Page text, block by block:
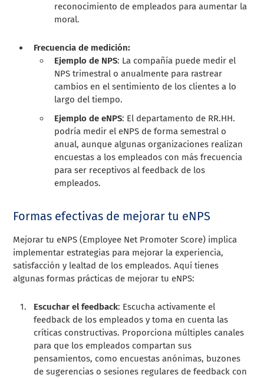
reconocimiento de empleados para aumentar la
moral.
Frecuencia de medición:
Ejemplo de NPS: La compañía puede medir el
NPS trimestral o anualmente para rastrear
cambios en el sentimiento de los clientes a lo
largo del tiempo.
Ejemplo de eNPS: El departamento de RR.HH.
podría medir el eNPS de forma semestral o
anual, aunque algunas organizaciones realizan
encuestas a los empleados con más frecuencia
para ser receptivos al feedback de los
empleados.
Formas efectivas de mejorar tu eNPS
Mejorar tu eNPS (Employee Net Promoter Score) implica
implementar estrategias para mejorar la experiencia,
satisfacción y lealtad de los empleados. Aquí tienes
algunas formas prácticas de mejorar tu eNPS:
Escuchar el feedback: Escucha activamente el
feedback de los empleados y toma en cuenta las
críticas constructivas. Proporciona múltiples canales
para que los empleados compartan sus
pensamientos, como encuestas anónimas, buzones
de sugerencias o sesiones regulares de feedback con